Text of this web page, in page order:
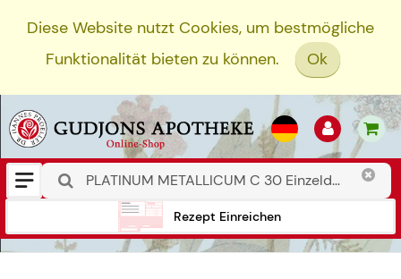
Diese Website nutzt Cookies, um bestmögliche
Funktionalität bieten zu können.
Ok
Rezept Einreichen